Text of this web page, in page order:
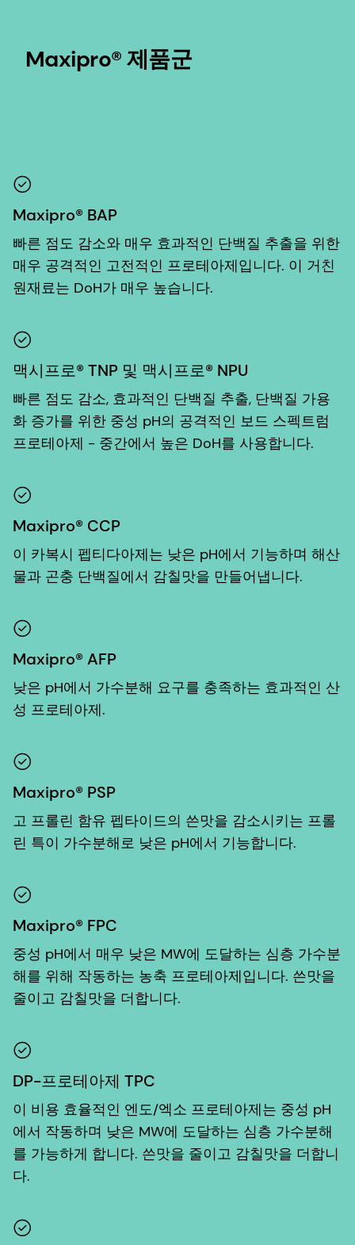
Maxipro® 제품군
Maxipro® BAP
빠른 점도 감소와 매우 효과적인 단백질 추출을 위한
매우 공격적인 고전적인 프로테아제입니다. 이 거친
원재료는 DoH가 매우 높습니다.
맥시프로® TNP 및 맥시프로® NPU
빠른 점도 감소, 효과적인 단백질 추출, 단백질 가용
화 증가를 위한 중성 pH의 공격적인 보드 스펙트럼
프로테아제 - 중간에서 높은 DoH를 사용합니다.
Maxipro® CCP
이 카복시 펩티다아제는 낮은 pH에서 기능하며 해산
물과 곤충 단백질에서 감칠맛을 만들어냅니다.
Maxipro® AFP
낮은 pH에서 가수분해 요구를 충족하는 효과적인 산
성 프로테아제.
Maxipro® PSP
고 프롤린 함유 펩타이드의 쓴맛을 감소시키는 프롤
린 특이 가수분해로 낮은 pH에서 기능합니다.
Maxipro® FPC
중성 pH에서 매우 낮은 MW에 도달하는 심층 가수분
해를 위해 작동하는 농축 프로테아제입니다. 쓴맛을
줄이고 감칠맛을 더합니다.
DP-프로테아제 TPC
이 비용 효율적인 엔도/엑소 프로테아제는 중성 pH
에서 작동하며 낮은 MW에 도달하는 심층 가수분해
를 가능하게 합니다. 쓴맛을 줄이고 감칠맛을 더합니
다.